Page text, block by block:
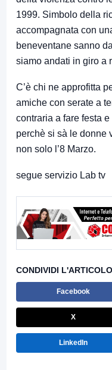
1999. Simbolo della
accompagnata con
beneventane sanno
siamo andati in giro a
C’è chi ne approfitta
amiche con serate a
contraria a fare festa
perchè si sà le donne
non solo l’8 Marzo.
segue servizio Lab tv
CONDIVIDI L'ARTICOLO
Facebook
X
LinkedIn